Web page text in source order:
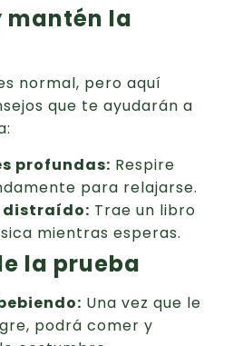
mantén la
normal, pero aquí
que te ayudarán a
profundas: Respire
para relajarse.
distraído: Trae un libro
mientras esperas.
la prueba
Una vez que le
podrá comer y